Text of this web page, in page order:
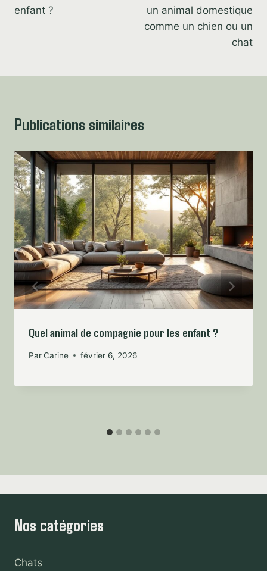
l’article
enfant ?
un animal domestique
comme un chien ou un
chat
Publications similaires
Quel animal de compagnie pour les enfant ?
ParCarine février 6, 2026
Nos catégories
Chats